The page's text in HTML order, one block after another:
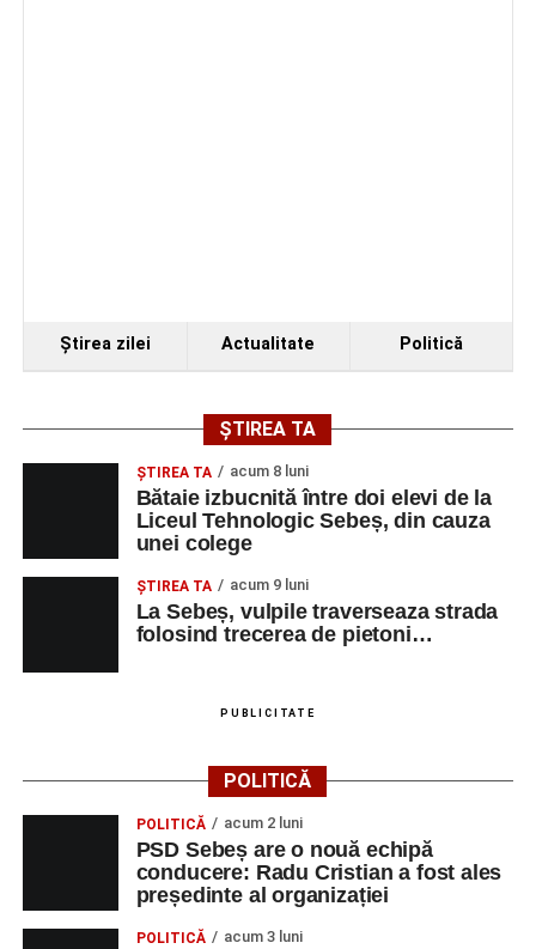
Ştirea zilei Actualitate Politică
ȘTIREA TA
ŞTIREA TA acum 8 luni
Bătaie izbucnită între doi elevi de la
Liceul Tehnologic Sebeș, din cauza
unei colege
ŞTIREA TA acum 9 luni
La Sebeș, vulpile traverseaza strada
folosind trecerea de pietoni…
PUBLICITATE
POLITICĂ
POLITICĂ acum 2 luni
PSD Sebeș are o nouă echipă
conducere: Radu Cristian a fost ales
președinte al organizației
POLITICĂ acum 3 luni